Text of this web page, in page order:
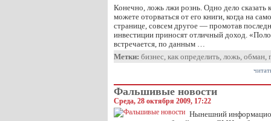
Конечно, ложь лжи рознь. Одно дело сказать
можете оторваться от его книги, когда на
странице, совсем другое — промотав
инвестиции приносят отличный доход.
встречается, по данным …
Метки: бизнес, как определить, ложь, обман,
Фальшивые новости
Среда, 28 октября 2009, 17:22
Нынешний